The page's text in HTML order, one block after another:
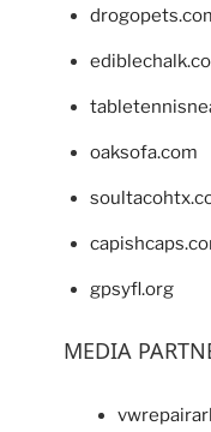
oaksofa.com
gpsyfl.org
MEDIA